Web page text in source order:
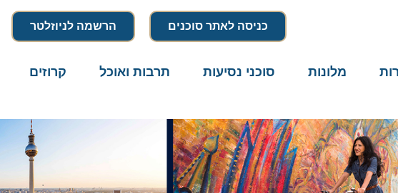
כניסה לאתר סוכנים הרשמה לניוזלטר
מלונות סוכני נסיעות תרבות ואוכל קרוזים